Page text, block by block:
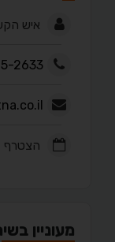
איש
2633
הצטרף ב: 31/03/
מעוניין